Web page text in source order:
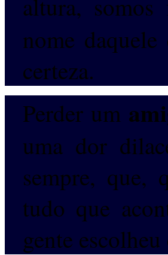
altura,
nome
certeza.
Perder um
uma dor
sempre, que,
tudo que
gente